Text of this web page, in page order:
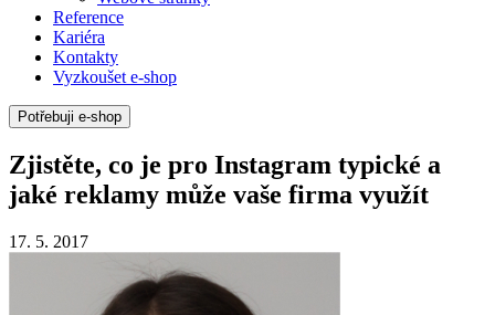
Reference
Kariéra
Kontakty
Vyzkoušet e-shop
Potřebuji e-shop
Zjistěte, co je pro Instagram typické a
jaké reklamy může vaše firma využít
17. 5. 2017